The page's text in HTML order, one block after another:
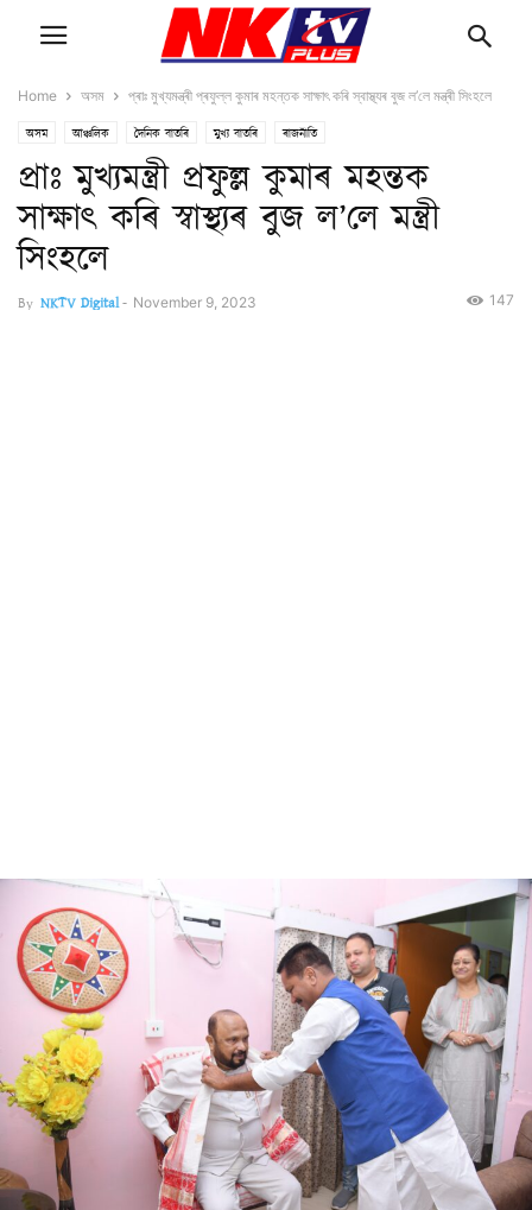
Home অসম প্ৰাঃ মুখ্যমন্ত্ৰী প্ৰফুল্ল কুমাৰ মহন্তক সাক্ষাৎ কৰি স্বাস্থ্যৰ বুজ ল’লে মন্ত্ৰী সিংহলে
অসম আঞ্চলিক দৈনিক বাতৰি মুখ্য বাতৰি ৰাজনীতি
প্ৰাঃ মুখ্যমন্ত্ৰী প্ৰফুল্ল কুমাৰ মহন্তক
সাক্ষাৎ কৰি স্বাস্থ্যৰ বুজ ল’লে মন্ত্ৰী
সিংহলে
By NKTV Digital- November 9, 2023 147